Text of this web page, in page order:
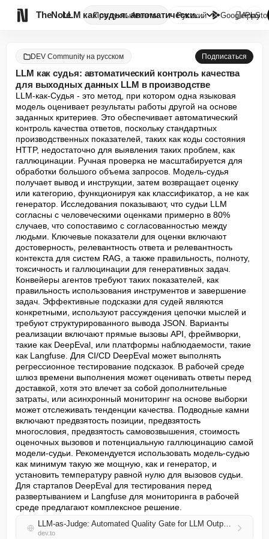
TheNote ПродуктыАгенты LLM как судья: автоматический ...
Русский GooglePlay

DEV Community на русском Подписаться
LLM как судья: автоматический контроль качества
для выходных данных LLM в производстве
LLM-как-Судья - это метод, при котором одна языковая
модель оценивает результаты работы другой на основе
заданных критериев. Это обеспечивает автоматический
контроль качества ответов, поскольку стандартных
производственных показателей, таких как коды состояния
HTTP, недостаточно для выявления таких проблем, как
галлюцинации. Ручная проверка не масштабируется для
обработки большого объема запросов. Модель-судья
получает вывод и инструкции, затем возвращает оценку
или категорию, функционируя как классификатор, а не как
генератор. Исследования показывают, что судьи LLM
согласны с человеческими оценками примерно в 80%
случаев, что сопоставимо с согласованностью между
людьми. Ключевые показатели для оценки включают
достоверность, релевантность ответа и релевантность
контекста для систем RAG, а также правильность, полноту,
токсичность и галлюцинации для генеративных задач.
Конвейеры агентов требуют таких показателей, как
правильность использования инструментов и завершение
задач. Эффективные подсказки для судей являются
конкретными, используют рассуждения цепочки мыслей и
требуют структурированного вывода JSON. Варианты
реализации включают прямые вызовы API, фреймворки,
такие как DeepEval, или платформы наблюдаемости, такие
как Langfuse. Для CI/CD DeepEval может выполнять
регрессионное тестирование подсказок. В рабочей среде
шлюз времени выполнения может оценивать ответы перед
доставкой, хотя это влечет за собой дополнительные
затраты, или асинхронный мониторинг на основе выборки
может отслеживать тенденции качества. Подводные камни
включают предвзятость позиции, предвзятость
многословия, предвзятость самовозвышения, стоимость
оценочных вызовов и потенциальную галлюцинацию самой
модели-судьи. Рекомендуется использовать модель-судью
как минимум такую же мощную, как и генератор, и
установить температуру равной нулю для вызовов судьи.
Для стартапов DeepEval для тестирования перед
развертыванием и Langfuse для мониторинга в рабочей
среде предлагают комплексное решение.
LLM-as-Judge: Automated Quality Gate for LLM Outputs in Production
dev.to